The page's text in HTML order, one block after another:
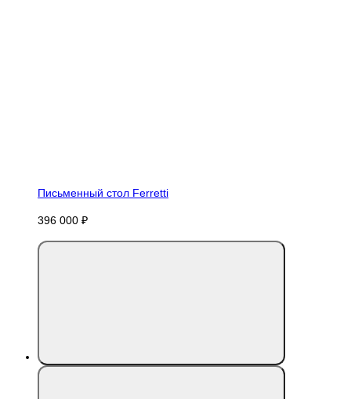
Письменный стол Ferretti
396 000 ₽